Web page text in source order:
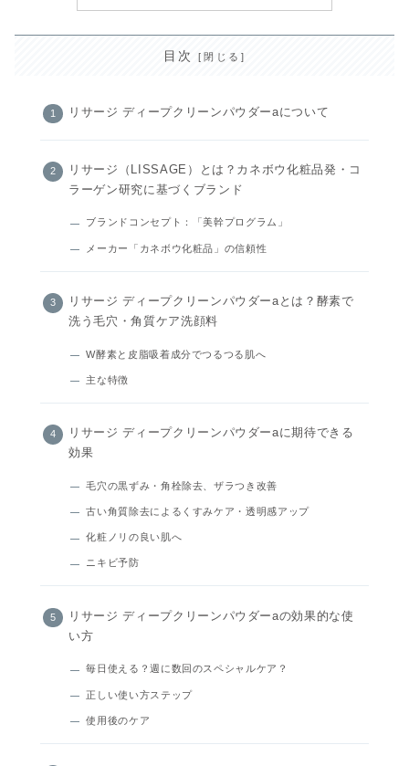
目次
リサージ ディープクリーンパウダーaについて
リサージ（LISSAGE）とは？カネボウ化粧品発・コ
ラーゲン研究に基づくブランド
ブランドコンセプト：「美幹プログラム」
メーカー「カネボウ化粧品」の信頼性
リサージ ディープクリーンパウダーaとは？酵素で
洗う毛穴・角質ケア洗顔料
W酵素と皮脂吸着成分でつるつる肌へ
主な特徴
リサージ ディープクリーンパウダーaに期待できる
効果
毛穴の黒ずみ・角栓除去、ザラつき改善
古い角質除去によるくすみケア・透明感アップ
化粧ノリの良い肌へ
ニキビ予防
リサージ ディープクリーンパウダーaの効果的な使
い方
毎日使える？週に数回のスペシャルケア？
正しい使い方ステップ
使用後のケア